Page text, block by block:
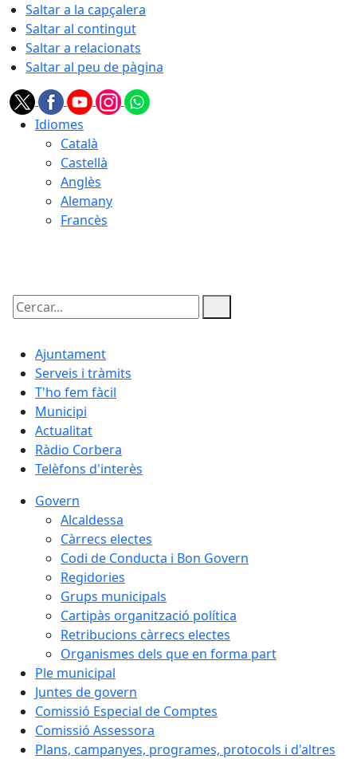
Saltar a la capçalera
Saltar al contingut
Saltar a relacionats
Saltar al peu de pàgina
Idiomes
Català
Castellà
Anglès
Alemany
Francès
Cercar:
Ajuntament
Serveis i tràmits
T'ho fem fàcil
Municipi
Actualitat
Ràdio Corbera
Telèfons d'interès
Govern
Alcaldessa
Càrrecs electes
Codi de Conducta i Bon Govern
Regidories
Grups municipals
Cartipàs organització política
Retribucions càrrecs electes
Organismes dels que en forma part
Ple municipal
Juntes de govern
Comissió Especial de Comptes
Comissió Assessora
Plans, campanyes, programes, protocols i d'altres